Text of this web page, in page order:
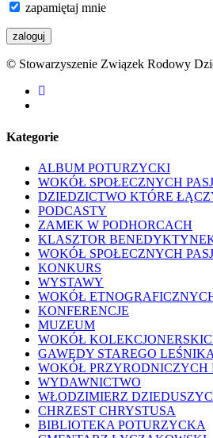
zapamiętaj mnie
© Stowarzyszenie Związek Rodowy
facebook
Kategorie
ALBUM POTURZYCKI
WOKÓŁ SPOŁECZNYCH
DZIEDZICTWO KTÓRE
PODCASTY
ZAMEK W PODHORCACH
KLASZTOR
WOKÓŁ SPOŁECZNYCH
KONKURS
WYSTAWY
WOKÓŁ
KONFERENCJE
MUZEUM
WOKÓŁ
GAWĘDY STAREGO LEŚNIKA
WOKÓŁ PRZYRODNICZYCH
WYDAWNICTWO
WŁODZIMIERZ
CHRZEST CHRYSTUSA
BIBLIOTEKA POTURZYCKA